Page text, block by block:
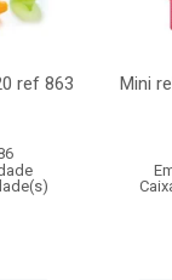
ref 863
Mini